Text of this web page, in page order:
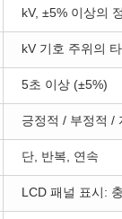
kV, ±5% 이상의
kV 기호 주위의
5초 이상 (±5%)
긍정적 / 부정적 /
단, 반복, 연속
LCD 패널 표시: